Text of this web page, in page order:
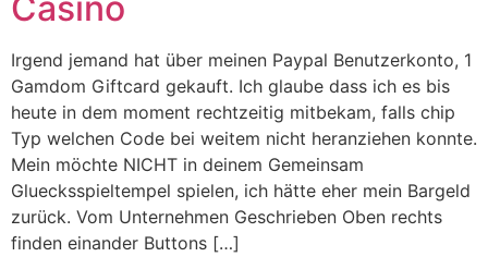
Irgend jemand hat über meinen Paypal Benutzerkonto, 1
Gamdom Giftcard gekauft. Ich glaube dass ich es bis
heute in dem moment rechtzeitig mitbekam, falls chip
Typ welchen Code bei weitem nicht heranziehen konnte.
Mein möchte NICHT in deinem Gemeinsam
Gluecksspieltempel spielen, ich hätte eher mein Bargeld
zurück. Vom Unternehmen Geschrieben Oben rechts
finden einander Buttons […]